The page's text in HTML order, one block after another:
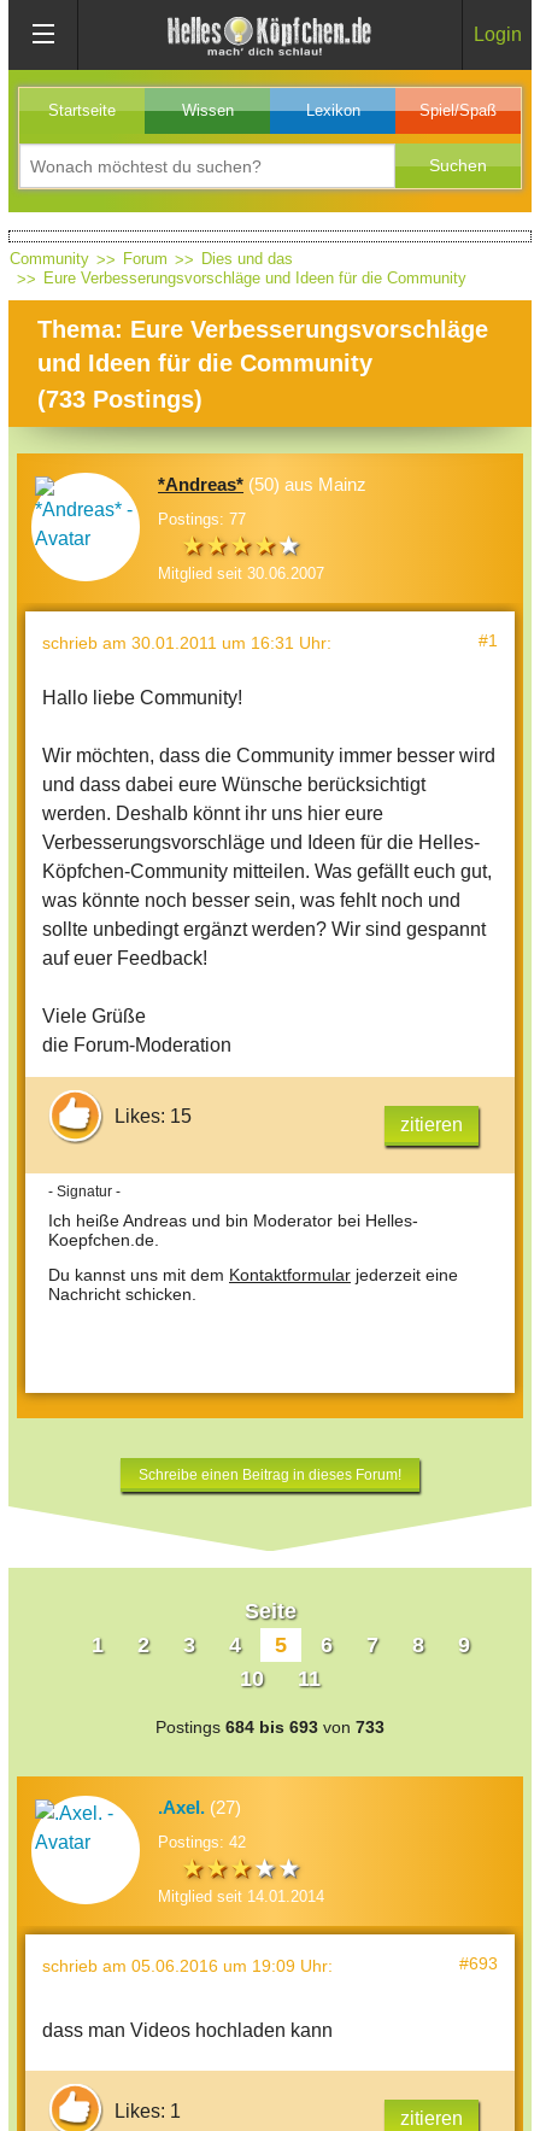
Login
Startseite Wissen Lexikon Spiel/Spaß
Community Forum
Dies und das
Eure Verbesserungsvorschläge und Ideen für die Community
Thema: Eure Verbesserungsvorschläge
und Ideen für die Community
(733 Postings)
*Andreas* (50) aus Mainz
Postings: 77
Mitglied seit 30.06.2007
schrieb am 30.01.2011 um 16:31 Uhr: #1
Hallo liebe Community!
Wir möchten, dass die Community immer besser wird
und dass dabei eure Wünsche berücksichtigt
werden. Deshalb könnt ihr uns hier eure
Verbesserungsvorschläge und Ideen für die Helles-
Köpfchen-Community mitteilen. Was gefällt euch gut,
was könnte noch besser sein, was fehlt noch und
sollte unbedingt ergänzt werden? Wir sind gespannt
auf euer Feedback!
Viele Grüße
die Forum-Moderation
Likes: 15 zitieren
- Signatur -
Ich heiße Andreas und bin Moderator bei Helles-
Koepfchen.de.
Du kannst uns mit dem Kontaktformular jederzeit eine
Nachricht schicken.
Schreibe einen Beitrag in dieses Forum!
Seite
1
2 3 4 5 6 7 8
9
10
11
Postings 684 bis 693 von 733
.Axel. (27)
Postings: 42
Mitglied seit 14.01.2014
schrieb am 05.06.2016 um 19:09 Uhr: #693
dass man Videos hochladen kann
Likes: 1 zitieren